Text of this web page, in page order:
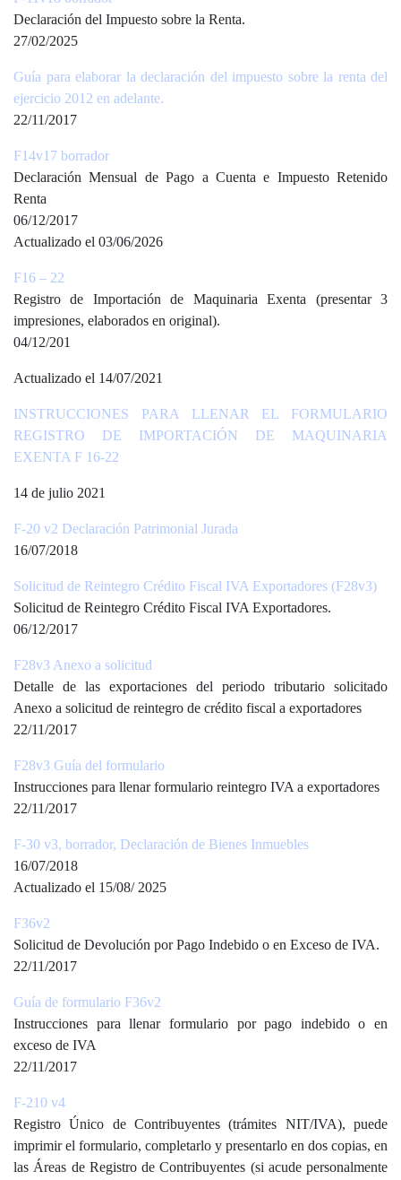
Declaración del Impuesto sobre la Renta.
27/02/2025
Guía para elaborar la declaración del impuesto sobre la renta del
ejercicio 2012 en adelante.
22/11/2017
F14v17 borrador
Declaración Mensual de Pago a Cuenta e Impuesto Retenido
Renta
06/12/2017
Actualizado el 03/06/2026
F16 – 22
Registro de Importación de Maquinaria Exenta (presentar 3
impresiones, elaborados en original).
04/12/201
Actualizado el 14/07/2021
INSTRUCCIONES PARA LLENAR EL FORMULARIO
REGISTRO DE IMPORTACIÓN DE MAQUINARIA
EXENTA F 16-22
14 de julio 2021
F-20 v2 Declaración Patrimonial Jurada
16/07/2018
Solicitud de Reintegro Crédito Fiscal IVA Exportadores (F28v3)
Solicitud de Reintegro Crédito Fiscal IVA Exportadores.
06/12/2017
F28v3 Anexo a solicitud
Detalle de las exportaciones del periodo tributario solicitado
Anexo a solicitud de reintegro de crédito fiscal a exportadores
22/11/2017
F28v3 Guía del formulario
Instrucciones para llenar formulario reintegro IVA a exportadores
22/11/2017
F-30 v3, borrador, Declaración de Bienes Inmuebles
16/07/2018
Actualizado el 15/08/ 2025
F36v2
Solicitud de Devolución por Pago Indebido o en Exceso de IVA.
22/11/2017
Guía de formulario F36v2
Instrucciones para llenar formulario por pago indebido o en
exceso de IVA
22/11/2017
F-210 v4
Registro Único de Contribuyentes (trámites NIT/IVA), puede
imprimir el formulario, completarlo y presentarlo en dos copias, en
las Áreas de Registro de Contribuyentes (si acude personalmente